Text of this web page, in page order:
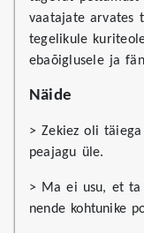
vaatajate arvates
tegelikule
ebaõiglusele ja
Näide
> Zekiez oli
peajagu üle.
> Ma ei usu, et
nende kohtunike